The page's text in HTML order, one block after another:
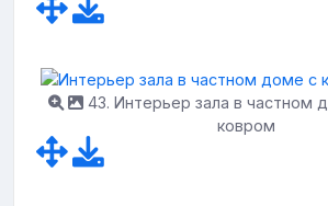
43. Интерьер зала в частном
ковром